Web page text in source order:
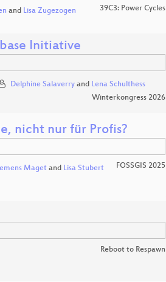
and Lisa Zugezogen 39C3: Power Cycles
Initiative
Delphine Salaverryand Lena Schulthess
Winterkongress 2026
nicht nur für Profis?
Magetand Lisa Stubert FOSSGIS 2025
Reboot to Respawn